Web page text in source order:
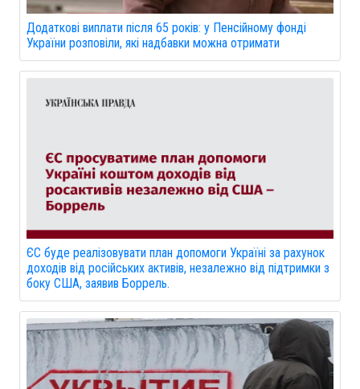
Додаткові виплати після 65 років: у Пенсійному фонді
України розповіли, які надбавки можна отримати
ЄС буде реалізовувати план допомоги Україні за рахунок
доходів від російських активів, незалежно від підтримки з
боку США, заявив Боррель.